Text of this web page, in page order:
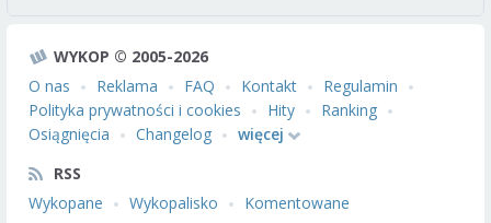
WYKOP © 2005-2026
O nas
Reklama FAQ Kontakt
Regulamin
Polityka prywatności i cookies
Hity
Ranking
Osiągnięcia
Changelog
więcej
RSS
Wykopane
Wykopalisko Komentowane